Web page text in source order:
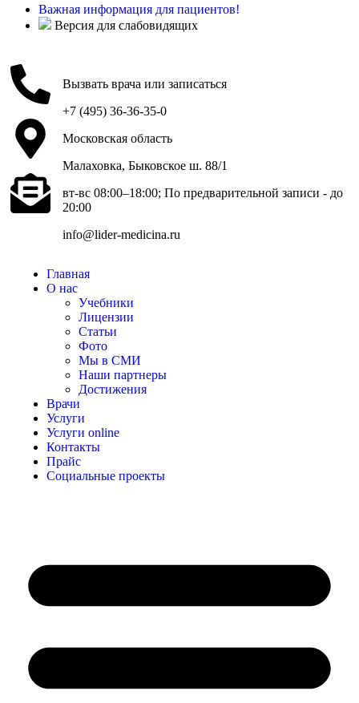
Важная информация для пациентов!
Версия для слабовидящих
Вызвать врача или записаться
+7 (495) 36-36-35-0
Московская область
Малаховка, Быковское ш. 88/1
вт-вс 08:00–18:00; По предварительной записи - до
20:00
info@lider-medicina.ru
Главная
О нас
Учебники
Лицензии
Статьи
Фото
Мы в СМИ
Наши партнеры
Достижения
Врачи
Услуги
Услуги online
Контакты
Прайс
Социальные проекты